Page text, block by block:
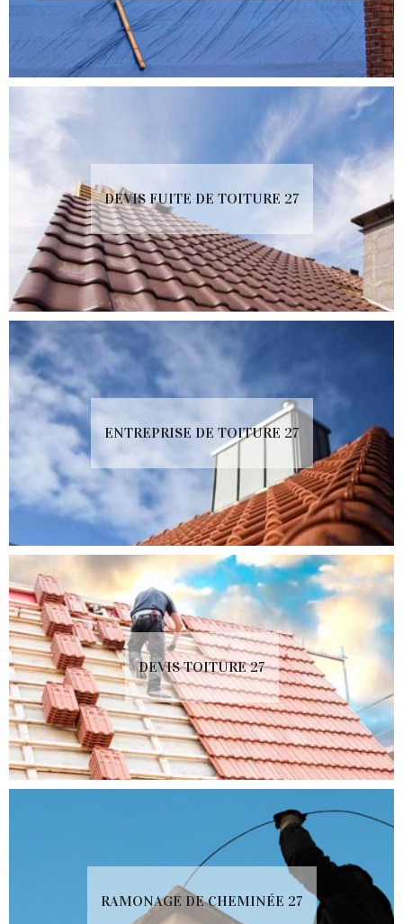
DEVIS FUITE DE TOITURE 27
ENTREPRISE DE TOITURE 27
DEVIS TOITURE 27
RAMONAGE DE CHEMINÉE 27